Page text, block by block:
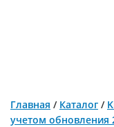
Главная / Каталог /
учетом обновления